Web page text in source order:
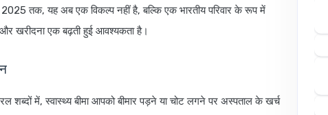
तक, यह अब एक विकल्प नहीं है, बल्कि एक भारतीय परिवार के रूप में
खरीदना एक बढ़ती हुई आवश्यकता है।
शब्दों में, स्वास्थ्य बीमा आपको बीमार पड़ने या चोट लगने पर अस्पताल के खर्च